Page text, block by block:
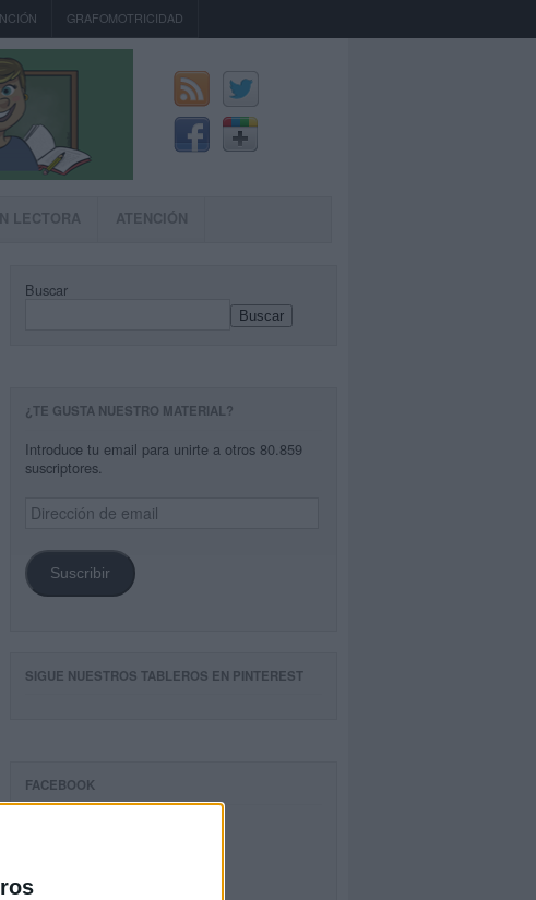
GRAFOMOTRICIDAD
LECTORA ATENCIÓN
Buscar
Buscar
¿TE GUSTA NUESTRO MATERIAL?
Introduce tu email para unirte a otros 80.859
suscriptores.
Dirección
de
Suscribir
SIGUE NUESTROS TABLEROS EN PINTEREST
FACEBOOK